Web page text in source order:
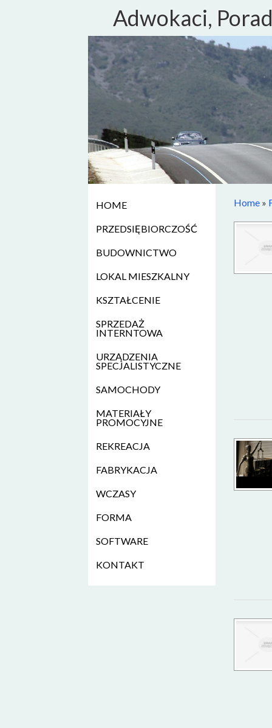
Adwokaci,
HOME
PRZEDSIĘBIORCZOŚĆ
BUDOWNICTWO
LOKAL MIESZKALNY
KSZTAŁCENIE
SPRZEDAŻ
INTERNTOWA
URZĄDZENIA
SPECJALISTYCZNE
SAMOCHODY
MATERIAŁY
PROMOCYJNE
REKREACJA
FABRYKACJA
WCZASY
FORMA
SOFTWARE
KONTAKT
Home »